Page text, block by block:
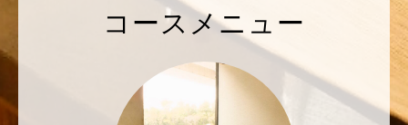
コースメニュー